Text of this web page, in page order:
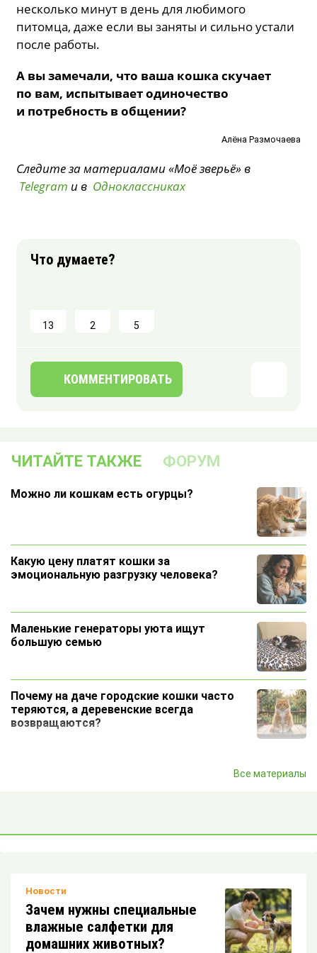
несколько минут в день для любимого
питомца, даже если вы заняты и сильно устали
после работы.
А вы замечали, что ваша кошка скучает
по вам, испытывает одиночество
и потребность в общении?
Алёна Размочаева
Следите за материалами «Моё зверьё» в
Telegram и в Одноклассниках
13 2 5
КОММЕНТИРОВАТЬ
ЧИТАЙТЕ ТАКЖЕ ФОРУМ
Можно ли кошкам есть огурцы?
Какую цену платят кошки за
эмоциональную разгрузку человека?
Маленькие генераторы уюта ищут
большую семью
Почему на даче городские кошки часто
теряются, а деревенские всегда
возвращаются?
Почему мы прощаем коту то, за что
Вакансия: профессиональный греющий
элемент
Все материалы
Новости
Зачем нужны специальные
влажные салфетки для
домашних животных?